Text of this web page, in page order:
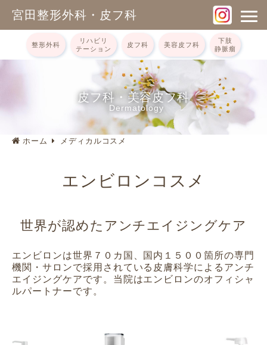
整形外科
リハビリ
テーション
皮フ科 美容皮フ科
下肢
静脈瘤
宮田整形外科・皮フ科
皮フ科・美容皮フ科
Dermatology
ホーム メディカルコスメ
エンビロンコスメ
世界が認めたアンチエイジングケア
エンビロンは世界７０カ国、国内１５００箇所の専門
機関・サロンで採用されている皮膚科学によるアンチ
エイジングケアです。 当院はエンビロンのオフィシャ
ルパートナーです。